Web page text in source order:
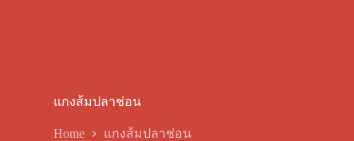
แกงส้มปลาช่อน
Home แกงส้มปลาช่อน